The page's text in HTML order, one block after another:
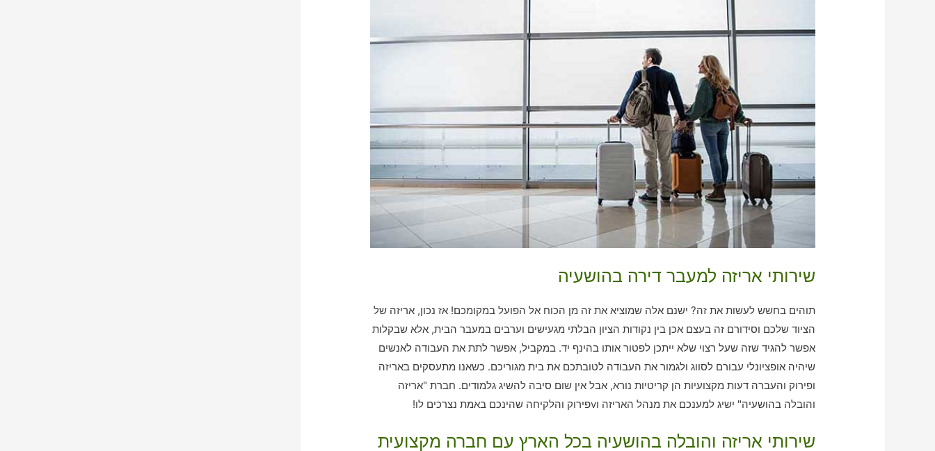
שירותי אריזה למעבר דירה בהושעיה
תוהים בחשש לעשות את זה? ישנם אלה שמוציא את זה מן הכוח אל הפועל במקומכם! אז נכון, אריזה של
הציוד שלכם וסידורם זה בעצם אכן בין נקודות הציון הבלתי מגעישים וערבים במעבר הבית, אלא שבקלות
אפשר להגיד שזה שעל רצוי שלא ייתכן לפטור אותו בהינף יד. במקביל, אפשר לתת את העבודה לאנשים
שיהיה אופציונלי עבורם לסווג ולגמור את העבודה לטובתכם את בית מגוריכם. כשאנו מתעסקים באריזה
ופירוק והעברה דעות מקצועיות הן קריטיות נורא, אבל אין שום סיבה להשיג גלמודים. חברת "אריזה
והובלה בהושעיה" ישיג למענכם את מנהל האריזה וvפירוק והלקיחה שהינכם באמת נצרכים לו!
שירותי אריזה והובלה בהושעיה בכל הארץ עם חברה מקצועית